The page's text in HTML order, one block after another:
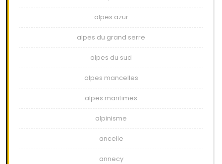
alpes azur
alpes du grand serre
alpes du sud
alpes mancelles
alpes maritimes
alpinisme
ancelle
annecy